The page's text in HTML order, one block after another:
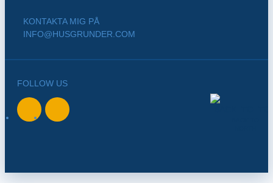
KONTAKTA MIG PÅ
INFO@HUSGRUNDER.COM
FOLLOW US